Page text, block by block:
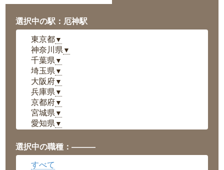
選択中の駅：厄神駅
東京都▼
神奈川県 ▼
千葉県 ▼
埼玉県 ▼
大阪府▼
兵庫県 ▼
京都府▼
宮城県 ▼
愛知県 ▼
岡山県▼
広島県▼
沖縄県
選択中の職種：———
すべて